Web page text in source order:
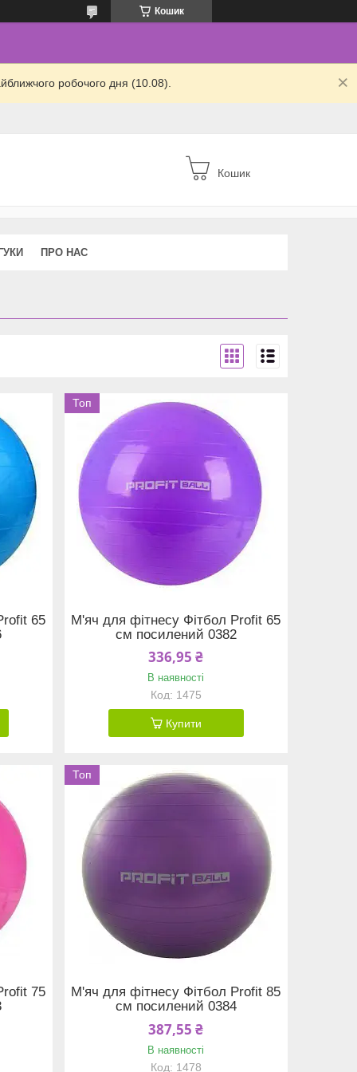
Кошик
робочого дня (10.08).
Кошик
ПРО НАС
65
Топ
М'яч для фітнесу Фітбол Profit 65
см посилений 0382
336,95 ₴
В наявності
1475
Купити
75
Топ
М'яч для фітнесу Фітбол Profit 85
см посилений 0384
387,55 ₴
В наявності
1478